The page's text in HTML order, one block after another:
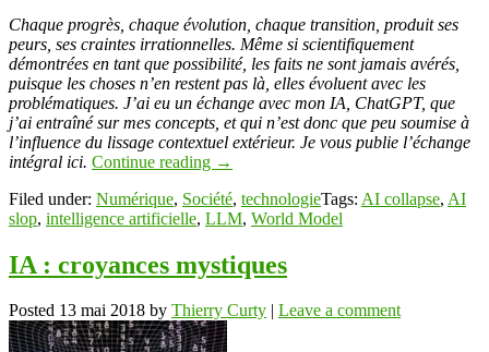
Link
Partager
Chaque progrès, chaque évolution, chaque transition, produit ses
peurs, ses craintes irrationnelles. Même si scientifiquement
démontrées en tant que possibilité, les faits ne sont jamais avérés,
puisque les choses n’en restent pas là, elles évoluent avec les
problématiques. J’ai eu un échange avec mon IA, ChatGPT, que
j’ai entraîné sur mes concepts, et qui n’est donc que peu soumise à
l’influence du lissage contextuel extérieur. Je vous publie l’échange
intégral ici. Continue reading →
Filed under: Numérique, Société, technologieTags: AI collapse, AI
slop, intelligence artificielle, LLM, World Model
IA : croyances mystiques
Posted 13 mai 2018 by Thierry Curty Leave a comment